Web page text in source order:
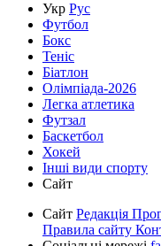
Укр Рус
Футбол
Бокс
Теніс
Біатлон
Олімпіада-2026
Легка атлетика
Футзал
Баскетбол
Хокей
Інші види спорту
Сайт
Сайт Редакція
Правила сайту